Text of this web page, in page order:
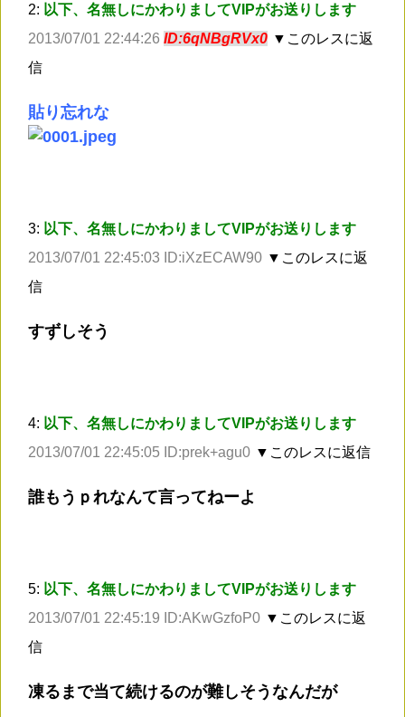
2: 以下、名無しにかわりましてVIPがお送りします
2013/07/01 22:44:26 ID:6qNBgRVx0 ▼このレスに返
信
貼り忘れな
3: 以下、名無しにかわりましてVIPがお送りします
2013/07/01 22:45:03 ID:iXzECAW90 ▼このレスに返
信
すずしそう
4: 以下、名無しにかわりましてVIPがお送りします
2013/07/01 22:45:05 ID:prek+agu0 ▼このレスに返信
誰もうｐれなんて言ってねーよ
5: 以下、名無しにかわりましてVIPがお送りします
2013/07/01 22:45:19 ID:AKwGzfoP0 ▼このレスに返
信
凍るまで当て続けるのが難しそうなんだが